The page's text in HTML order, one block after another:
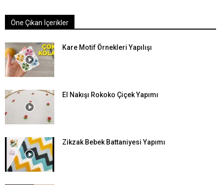
Öne Çıkan İçerikler
Kare Motif Örnekleri Yapılışı
El Nakışı Rokoko Çiçek Yapımı
Zikzak Bebek Battaniyesi Yapımı